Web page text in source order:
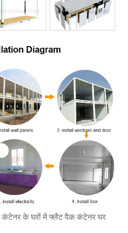
कंटेनर के घरों में फ्लैट पैक कंटेनर घर